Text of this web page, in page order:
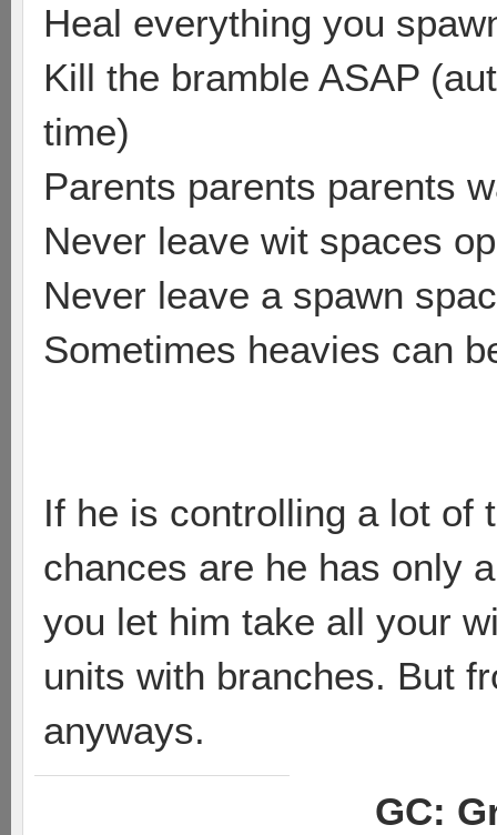
Heal everything you
Kill the bramble ASAP
time)
Parents parents parents
Never leave wit spaces
Never leave a spawn
Sometimes heavies can
If he is controlling a lot of
chances are he has only
you let him take all your
units with branches. But
anyways.
GC: